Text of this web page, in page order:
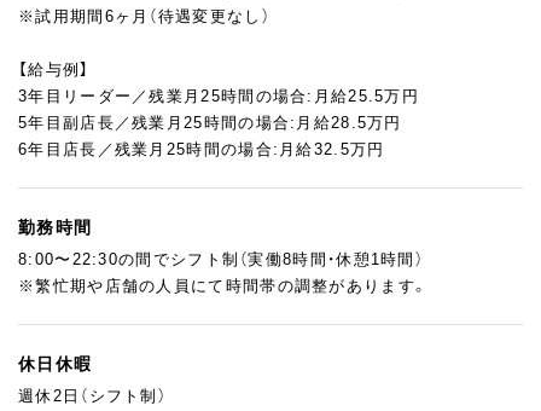
※試用期間6ヶ月（待遇変更なし）
【給与例】
3年目リーダー／残業月25時間の場合:月給25.5万円
5年目副店長／残業月25時間の場合:月給28.5万円
6年目店長／残業月25時間の場合:月給32.5万円
勤務時間
8:00〜22:30の間でシフト制（実働8時間・休憩1時間）
※繁忙期や店舗の人員にて時間帯の調整があります。
休日休暇
週休2日（シフト制）